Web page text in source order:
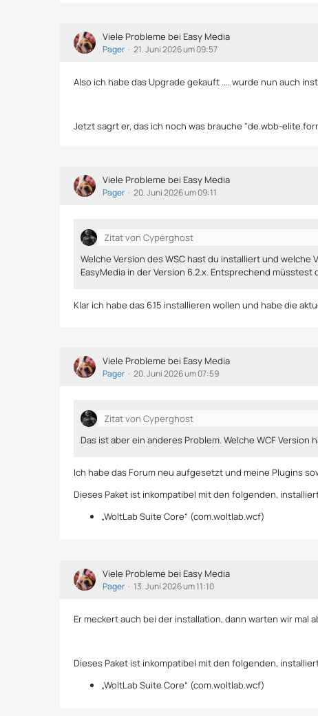
Viele Probleme bei Easy Media
Pager 21. Juni 2026 um 09:57
Also ich habe das Upgrade gekauft .... wurde nun auch
Jetzt sagrt er, das ich noch was brauche "de.wbb-
Viele Probleme bei Easy Media
Pager 20. Juni 2026 um 09:11
Zitat von Cyperghost
Welche Version des WSC hast du installiert und welche
EasyMedia in der Version 6.2.x. Entsprechend
Klar ich habe das 6.15 installieren wollen und habe die
Viele Probleme bei Easy Media
Pager 20. Juni 2026 um 07:59
Zitat von Cyperghost
Das ist aber ein anderes Problem. Welche WCF
Ich habe das Forum neu aufgesetzt und meine Plugins
Dieses Paket ist inkompatibel mit den folgenden,
„WoltLab Suite Core“ (com.woltlab.wcf)
Viele Probleme bei Easy Media
Pager 13. Juni 2026 um 11:10
Er meckert auch bei der installation, dann warten wir mal
Dieses Paket ist inkompatibel mit den folgenden,
„WoltLab Suite Core“ (com.woltlab.wcf)